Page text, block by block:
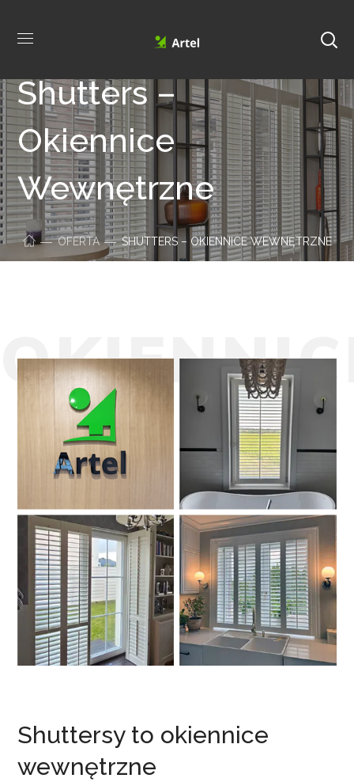
Shutters –
Okiennice
Wewnętrzne
OFERTA SHUTTERS – OKIENNICE WEWNĘTRZNE
OKIENNIC
Shuttersy to okiennice
wewnętrzne